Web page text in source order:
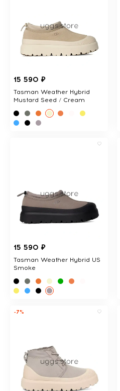
15 590 ₽
Tasman Weather Hybrid
Mustard Seed / Cream
15 590 ₽
Tasman Weather Hybrid US
Smoke
-7%